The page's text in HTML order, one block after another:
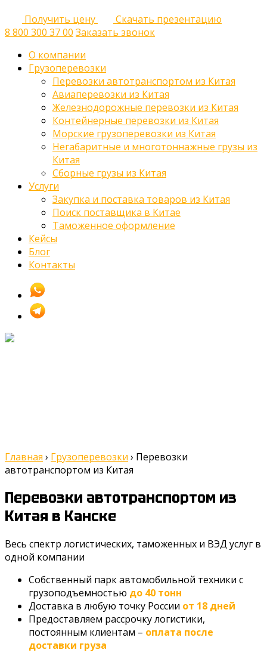
Получить цену
Скачать презентацию
8 800 300 37 00 Заказать звонок
О компании
Грузоперевозки
Перевозки автотранспортом из Китая
Авиаперевозки из Китая
Железнодорожные перевозки из Китая
Контейнерные перевозки из Китая
Морские грузоперевозки из Китая
Негабаритные и многотоннажные грузы из
Китая
Сборные грузы из Китая
Услуги
Закупка и поставка товаров из Китая
Поиск поставщика в Китае
Таможенное оформление
Кейсы
Блог
Контакты
Главная › Грузоперевозки › Перевозки
автотранспортом из Китая
Перевозки автотранспортом из
Китая в Канске
Весь спектр логистических, таможенных и ВЭД услуг в
одной компании
Собственный парк автомобильной техники с
грузоподъемностью до 40 тонн
Доставка в любую точку России от 18 дней
Предоставляем рассрочку логистики,
постоянным клиентам – оплата после
доставки груза